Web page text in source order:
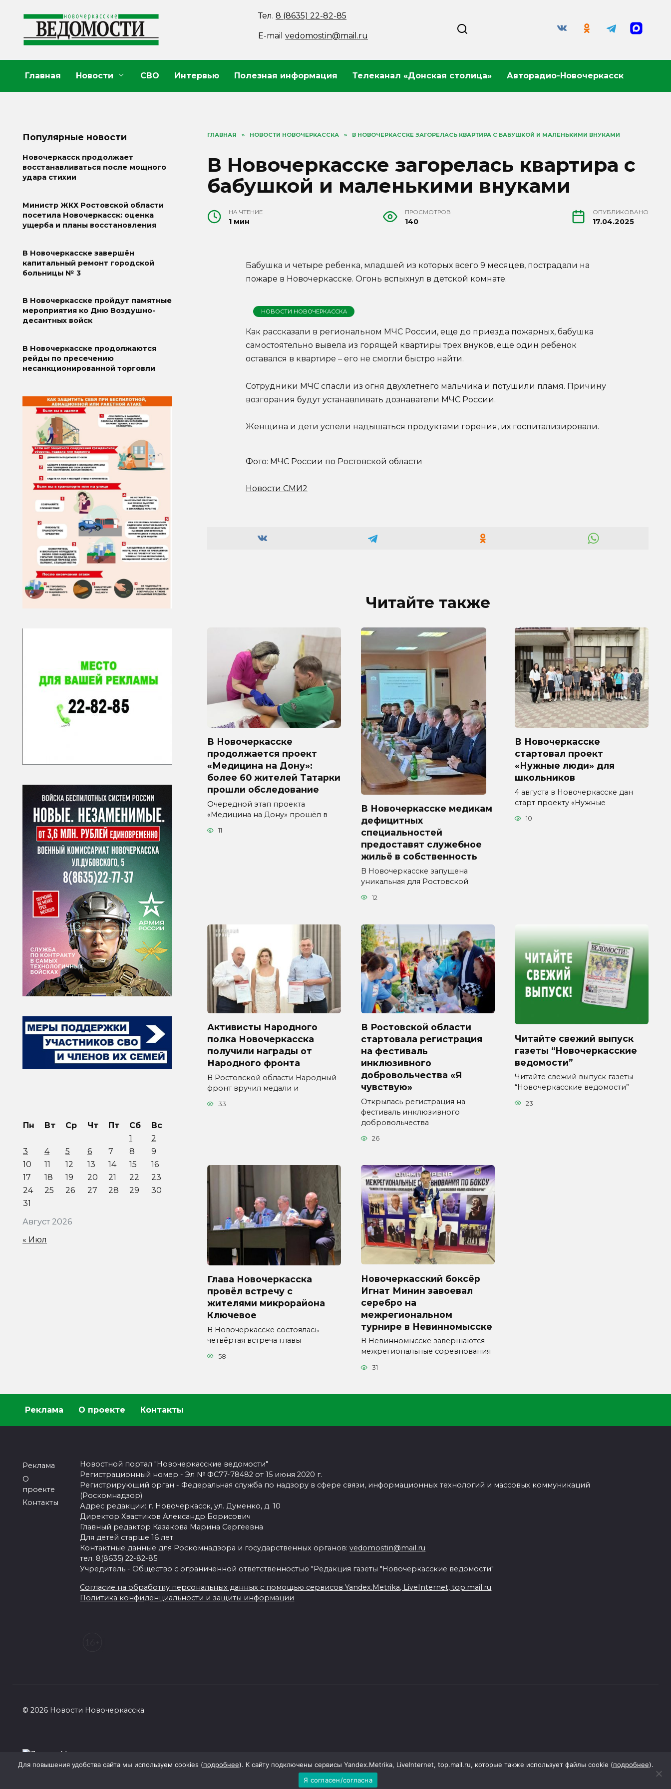
содержанию
Тел.8 (8635) 22-82-85
E-mailvedomostin@mail.ru
Главная Новости СВО Интервью Полезная информация Телеканал «Донская столица» Авторадио-Новочеркасск
ГЛАВНАЯ » НОВОСТИ НОВОЧЕРКАССКА » В НОВОЧЕРКАССКЕ ЗАГОРЕЛАСЬ КВАРТИРА С БАБУШКОЙ И МАЛЕНЬКИМИ ВНУКАМИ
В Новочеркасске загорелась квартира с
бабушкой и маленькими внуками
НА ЧТЕНИЕ
1 мин
ПРОСМОТРОВ
140
ОПУБЛИКОВАНО
17.04.2025
Бабушка и четыре ребенка, младшей из которых всего 9 месяцев, пострадали на
пожаре в Новочеркасске. Огонь вспыхнул в детской комнате.
НОВОСТИ НОВОЧЕРКАССКА
Как рассказали в региональном МЧС России, еще до приезда пожарных, бабушка
самостоятельно вывела из горящей квартиры трех внуков, еще один ребенок
оставался в квартире – его не смогли быстро найти.
Сотрудники МЧС спасли из огня двухлетнего мальчика и потушили пламя. Причину
возгорания будут устанавливать дознаватели МЧС России.
Женщина и дети успели надышаться продуктами горения, их госпитализировали.
Фото: МЧС России по Ростовской области
Новости СМИ2
Читайте также
В Новочеркасске
продолжается проект
«Медицина на Дону»:
более 60 жителей Татарки
прошли обследование
Очередной этап проекта
«Медицина на Дону» прошёл в
11
В Новочеркасске медикам
дефицитных
специальностей
предоставят служебное
жильё в собственность
В Новочеркасске запущена
уникальная для Ростовской
12
В Новочеркасске
стартовал проект
«Нужные люди» для
школьников
4 августа в Новочеркасске дан
старт проекту «Нужные
10
Активисты Народного
полка Новочеркасска
получили награды от
Народного фронта
В Ростовской области Народный
фронт вручил медали и
33
В Ростовской области
стартовала регистрация
на фестиваль
инклюзивного
добровольчества «Я
чувствую»
Открылась регистрация на
фестиваль инклюзивного
добровольчества
26
Читайте свежий выпуск
газеты “Новочеркасские
ведомости”
Читайте свежий выпуск газеты
“Новочеркасские ведомости”
23
Глава Новочеркасска
провёл встречу с
жителями микрорайона
Ключевое
В Новочеркасске состоялась
четвёртая встреча главы
58
Новочеркасский боксёр
Игнат Минин завоевал
серебро на
межрегиональном
турнире в Невинномысске
В Невинномысске завершаются
межрегиональные соревнования
31
Популярные новости
Новочеркасск продолжает
восстанавливаться после мощного
удара стихии
Министр ЖКХ Ростовской области
посетила Новочеркасск: оценка
ущерба и планы восстановления
В Новочеркасске завершён
капитальный ремонт городской
больницы № 3
В Новочеркасске пройдут памятные
мероприятия ко Дню Воздушно-
десантных войск
В Новочеркасске продолжаются
рейды по пресечению
несанкционированной торговли
Август 2026
Пн Вт Ср Чт Пт Сб
Вс
1
2
3
4 5 6 7 8
9
10
11 12 13 14 15
16
17
18 19 20 21 22
23
24
25 26 27 28 29
30
31
« Июл
Реклама О проекте Контакты
Реклама
О
проекте
Контакты
Новостной портал "Новочеркасские ведомости"
Регистрационный номер - Эл № ФС77-78482 от 15 июня 2020 г.
Регистрирующий орган - Федеральная служба по надзору в сфере связи, информационных технологий и массовых коммуникаций
(Роскомнадзор)
Адрес редакции: г. Новочеркасск, ул. Думенко, д. 10
Директор Хвастиков Александр Борисович
Главный редактор Казакова Марина Сергеевна
Для детей старше 16 лет.
Контактные данные для Роскомнадзора и государственных органов:vedomostin@mail.ru
тел. 8(8635) 22-82-85
Учредитель - Общество с ограниченной ответственностью "Редакция газеты "Новочеркасские ведомости"
Согласие на обработку персональных данных с помощью сервисов Yandex.Metrika, LiveInternet, top.mail.ru
Политика конфиденциальности и защиты информации
© 2026 Новости Новочеркасска
Для повышения удобства сайта мы используем cookies (подробнее). К сайту подключены сервисы Yandex.Metrika, LiveInternet, top.mail.ru, которые также использует файлы cookie (подробнее).
Я согласен/согласна